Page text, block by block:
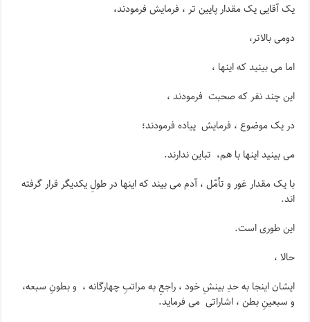
یک آقایی یک مقدار پایین تر ، فرمایش فرمودند،
دومی بالاتر،
اما می بینید که اینها ،
این چند نفر که صحبت فرمودند ،
در یک موضوع ، فرمایش پیاده فرمودند؛
می بینید اینها با هم، تباین ندارند.
با یک مقدار غور و تأمّل ، آدم می بیند که اینها در طولِ یکدیگر قرار گرفته
اند.
این طوری است.
حالا ،
ایشان اینجا به حدِ بینشِ خود ، راجعِ به مراتبِ چهارگانه ، و بطونِ سبعه،
و سبعینِ بطن ، اشاراتی می فرماید.